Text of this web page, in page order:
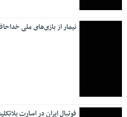
نیمار از بازی‌های ملی
فوتبال ایران در اسارت